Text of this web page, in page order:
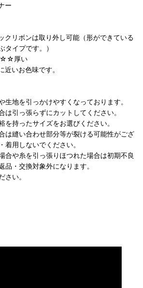
ー
クリボンは取り外し可能（形ができている
タイプです。）
厚い
いお色味です。
生地を引っかけやすくなっております。
は引っ張らずにカットしてください。
を持ったサイズをお選びください。
は縫い合わせ部分等が裂ける可能性がござ
着用しないでください。
合や糸を引っ張りほつれた場合は初期不良
品・交換対象外になります。
さい。